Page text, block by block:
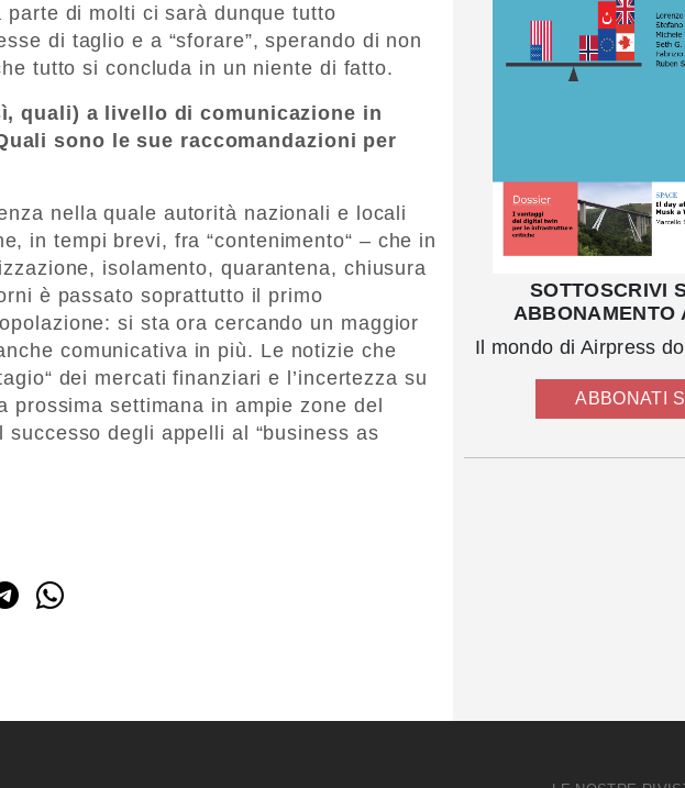
di molti ci sarà dunque tutto
di taglio e a “sforare”, sperando di non
tutto si concluda in un niente di fatto.
quali) a livello di comunicazione in
sono le sue raccomandazioni per
nella quale autorità nazionali e locali
in tempi brevi, fra “contenimento“ – che in
isolamento, quarantena, chiusura
è passato soprattutto il primo
si sta ora cercando un maggior
comunicativa in più. Le notizie che
dei mercati finanziari e l’incertezza su
prossima settimana in ampie zone del
degli appelli al “business as
SOTTOSCRIVI
ABBONAMENTO
Il mondo di Airpress
ABBONATI